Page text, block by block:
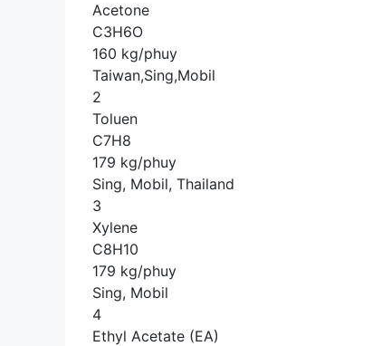
Acetone
C3H6O
160 kg/phuy
Taiwan,Sing,Mobil
2
Toluen
C7H8
179 kg/phuy
Sing, Mobil, Thailand
3
Xylene
C8H10
179 kg/phuy
Sing, Mobil
4
Ethyl Acetate (EA)